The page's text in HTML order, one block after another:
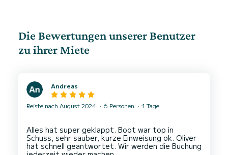
Die Bewertungen unserer Benutzer
zu ihrer Miete
Andreas
Reiste nach August 2024 6 Personen 1 Tage
Alles hat super geklappt. Boot war top in
Schuss, sehr sauber, kurze Einweisung ok. Oliver
hat schnell geantwortet. Wir werden die Buchung